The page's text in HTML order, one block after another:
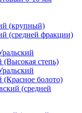
(крупный)
(средней фракции)
(Высокая степь)
(Красное болото)
(средней